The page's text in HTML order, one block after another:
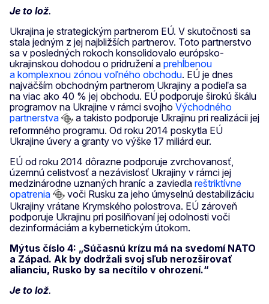
Je to lož.
Ukrajina je strategickým partnerom EÚ. V skutočnosti sa
stala jedným z jej najbližších partnerov. Toto partnerstvo
sa v posledných rokoch konsolidovalo európsko-
ukrajinskou dohodou o pridružení a prehĺbenou
a komplexnou zónou voľného obchodu. EÚ je dnes
najväčším obchodným partnerom Ukrajiny a podieľa sa
na viac ako 40 % jej obchodu. EÚ podporuje širokú škálu
programov na Ukrajine v rámci svojho Východného
partnerstva
a takisto podporuje Ukrajinu pri realizácii jej
reformného programu. Od roku 2014 poskytla EÚ
Ukrajine úvery a granty vo výške 17 miliárd eur.
EÚ od roku 2014 dôrazne podporuje zvrchovanosť,
územnú celistvosť a nezávislosť Ukrajiny v rámci jej
medzinárodne uznaných hraníc a zaviedla reštriktívne
opatrenia
voči Rusku za jeho úmyselnú destabilizáciu
Ukrajiny vrátane Krymského polostrova. EÚ zároveň
podporuje Ukrajinu pri posilňovaní jej odolnosti voči
dezinformáciám a kybernetickým útokom.
Mýtus číslo 4: „Súčasnú krízu má na svedomí NATO
a Západ. Ak by dodržali svoj sľub nerozširovať
alianciu, Rusko by sa necítilo v ohrození.“
Je to lož.